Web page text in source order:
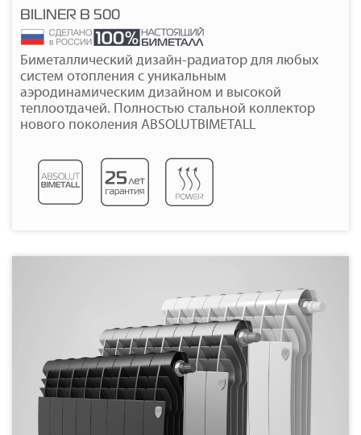
BILINER B 500
Биметаллический дизайн-радиатор для любых
систем отопления с уникальным
аэродинамическим дизайном и высокой
теплоотдачей. Полностью стальной коллектор
нового поколения ABSOLUTBIMETALL